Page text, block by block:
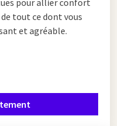
pour allier confort
tout ce dont vous
et agréable.